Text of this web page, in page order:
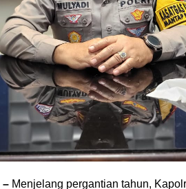
– Menjelang pergantian tahun,